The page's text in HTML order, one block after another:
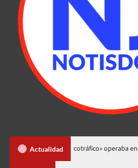
Actualidad
«red narcotráfico» operaba en el este